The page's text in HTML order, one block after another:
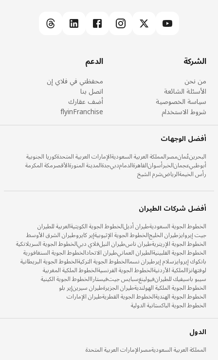
الشركة
من نحن
الأسئلة الشائعة
سياسة الخصوصية
شروط الاستخدام
الدعم
محفظتي في فلاي إن
اتصل بنا
أضف عقارك
flyinFranchise
أفضل الوجهات
البحرينعُمانمصرالمملكة العربية السعوديةالإمارات العربية المتحدةكوريا الجنوبية
أبوظبيعجمانالخبرأسوانالقاهرةالدمامدبيجدةالمدينة المنورةالأقصرمكة المكرمة
رأس الخيمةالرياضشرم الشيخ
أفضل شركات الطيران
الخطوط الجوية السعوديةطيران أديلالخطوط الجوية الكويتيةالعربية للطيران
جيت إيروايزطيران الخليجالخطوط الجوية الإثيوبيةإير كايروطيران الشرق الأوسط
الخطوط الجوية الإريتريةطيران ناسطيران النيلفلاي دبيالخطوط الجوية السريلانكية
الخطوط الجوية الفلبينيةالطيران العمانيطيران الاتحادالخطوط الجوية السنغافورية
بانكوك إيروايزسلام إيرطيران نسماالخطوط الجوية التركيةالخطوط الجوية البريطانية
لوفتهانزاالملكية الأردنيةالخطوط الجوية الفرنسيةالخطوط الملكية المغربية
سيبو باسيفيك للطيرانفيولينغسبايس جيتفيستاراالخطوط الجوية الكينية
الخطوط الجوية الملكية الهولنديةطيران الجزيرةطيران سيرينإير بلو
الخطوط الجوية الهنديةالخطوط الجوية القطريةطيران الإمارات
الخطوط الجوية الباكستانية الدولية
الدول
المملكة العربية السعوديةمصرالإمارات العربية المتحدة